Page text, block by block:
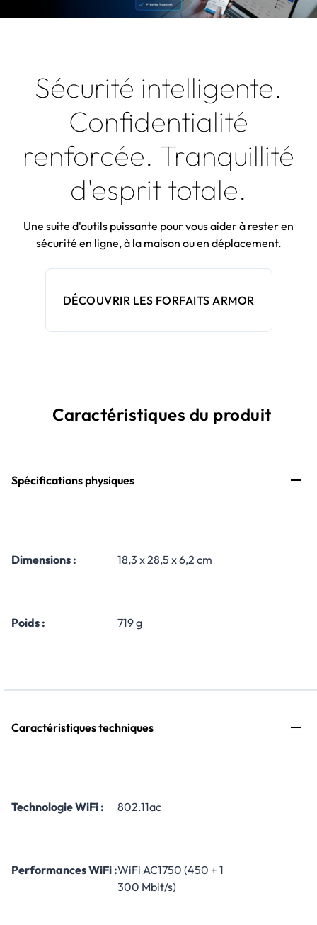
Sécurité intelligente.
Confidentialité
renforcée. Tranquillité
d'esprit totale.
Une suite d'outils puissante pour vous aider à rester en
sécurité en ligne, à la maison ou en déplacement.
DÉCOUVRIR LES FORFAITS ARMOR
Caractéristiques du produit
Spécifications physiques
Dimensions : 18,3 x 28,5 x 6,2 cm
Poids : 719 g
Caractéristiques techniques
Technologie WiFi : 802.11ac
Performances WiFi :WiFi AC1750 (450 + 1
300 Mbit/s)